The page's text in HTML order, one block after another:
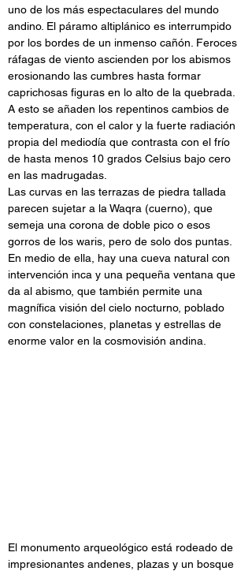
uno de los más espectaculares del mundo
andino. El páramo altiplánico es interrumpido
por los bordes de un inmenso cañón. Feroces
ráfagas de viento ascienden por los abismos
erosionando las cumbres hasta formar
caprichosas figuras en lo alto de la quebrada.
A esto se añaden los repentinos cambios de
temperatura, con el calor y la fuerte radiación
propia del mediodía que contrasta con el frío
de hasta menos 10 grados Celsius bajo cero
en las madrugadas.
Las curvas en las terrazas de piedra tallada
parecen sujetar a la Waqra (cuerno), que
semeja una corona de doble pico o esos
gorros de los waris, pero de solo dos puntas.
En medio de ella, hay una cueva natural con
intervención inca y una pequeña ventana que
da al abismo, que también permite una
magnífica visión del cielo nocturno, poblado
con constelaciones, planetas y estrellas de
enorme valor en la cosmovisión andina.
El monumento arqueológico está rodeado de
impresionantes andenes, plazas y un bosque